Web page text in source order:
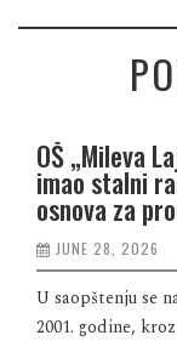
OŠ „Mileva
imao stalni
osnova za
JUNE 28, 2026
U saopštenju se
2001. godine,